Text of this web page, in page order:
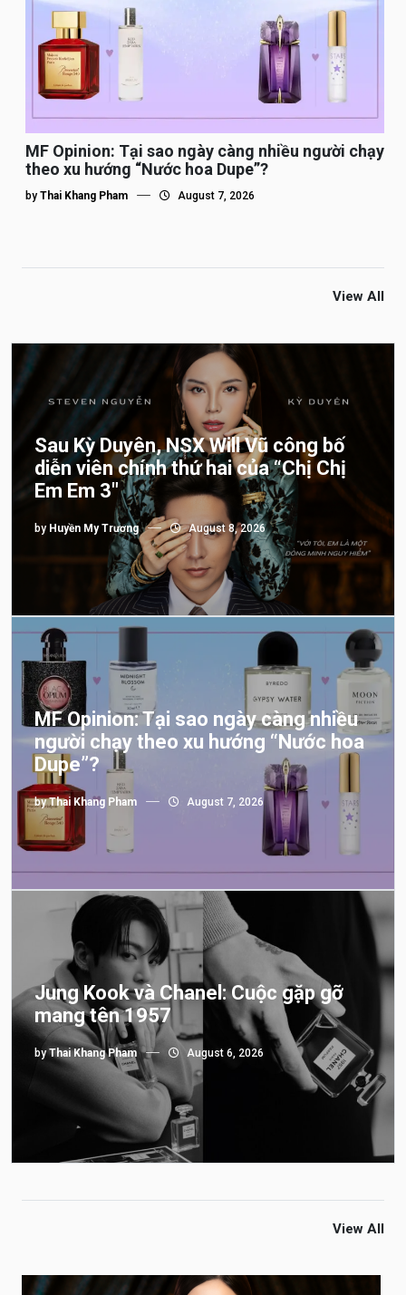
MF Opinion: Tại sao ngày càng nhiều người chạy
theo xu hướng “Nước hoa Dupe”?
by Thai Khang Pham August 7, 2026
View All
Sau Kỳ Duyên, NSX Will Vũ công bố
diễn viên chính thứ hai của “Chị Chị
Em Em 3″
by Huyền My Trương August 8, 2026
MF Opinion: Tại sao ngày càng nhiều
người chạy theo xu hướng “Nước hoa
Dupe”?
byThai Khang Pham August 7, 2026
Jung Kook và Chanel: Cuộc gặp gỡ
mang tên 1957
byThai Khang Pham August 6, 2026
View All